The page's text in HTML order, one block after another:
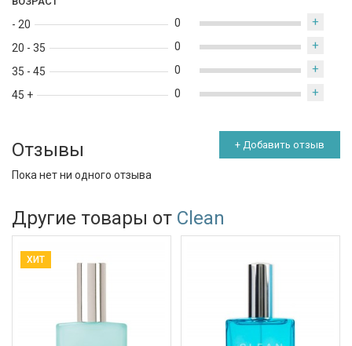
- 20
20 - 35
35 - 45
45 +
0 +
0 +
0 +
0 +
Отзывы + Добавить отзыв
Пока нет ни одного отзыва
Другие товары от Clean
ХИТ